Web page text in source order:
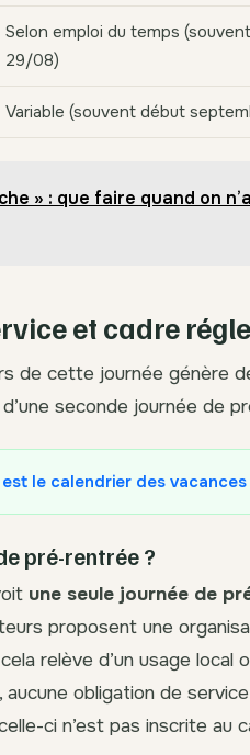
Selon emploi du temps
29/08)
Variable (souvent début
» : que faire quand on
et cadre
de cette journée génère
seconde journée de
est le calendrier des
pré-rentrée ?
une seule journée de
proposent une
relève d’un usage local
obligation de
ci n’est pas inscrite au